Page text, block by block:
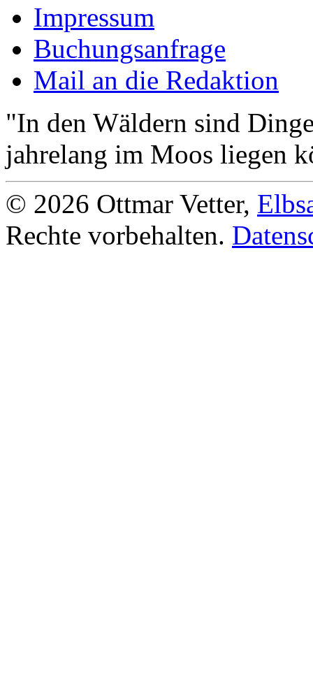
Impressum
Buchungsanfrage
Mail an die Redaktion
"In den Wäldern sind
jahrelang im Moos liegen
© 2026 Ottmar Vetter,
Rechte vorbehalten.